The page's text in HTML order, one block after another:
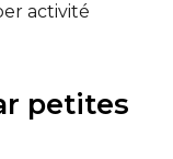
activité
petites